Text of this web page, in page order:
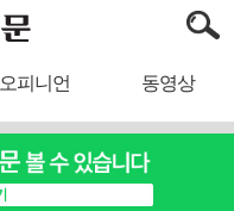
오피니언 동영상